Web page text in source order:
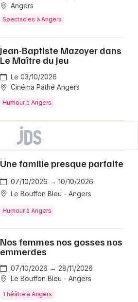
Angers
Spectacles à Angers
Jean-Baptiste Mazoyer dans
Le Maître du Jeu
Le 03/10/2026
Cinéma Pathé Angers
Humour à Angers
Une famille presque parfaite
07/10/2026 → 10/10/2026
Le Bouffon Bleu - Angers
Humour à Angers
Nos femmes nos gosses nos
emmerdes
07/10/2026 → 28/11/2026
Le Bouffon Bleu - Angers
Théâtre à Angers